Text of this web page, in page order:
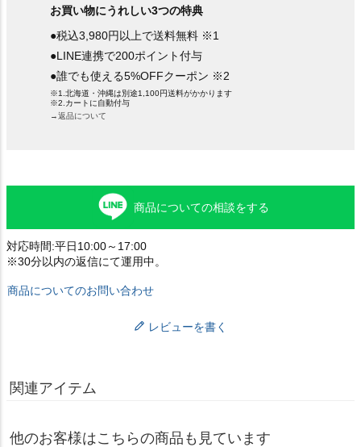
お買い物にうれしい3つの特典
●税込3,980円以上で送料無料 ※1
●LINE連携で200ポイント付与
●誰でも使える5%OFFクーポン ※2
※1.北海道・沖縄は別途1,100円送料がかかります
※2.カートに自動付与
→返品について
商品についての相談をする
対応時間:平日10:00～17:00
※30分以内の返信にて運用中。
商品についてのお問い合わせ
レビューを書く
関連アイテム
他のお客様はこちらの商品も見ています